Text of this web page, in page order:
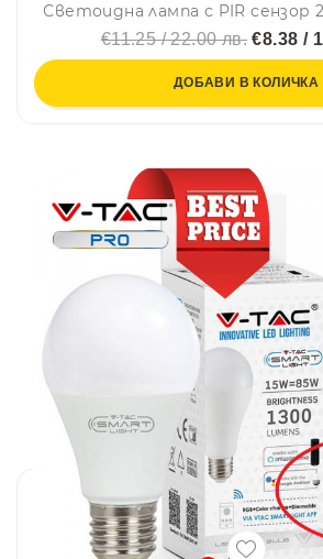
Светоидна лампа с PIR сензор
€11.25 / 22.00 лв. €8.38 /
ДОБАВИ В КОЛИЧКА